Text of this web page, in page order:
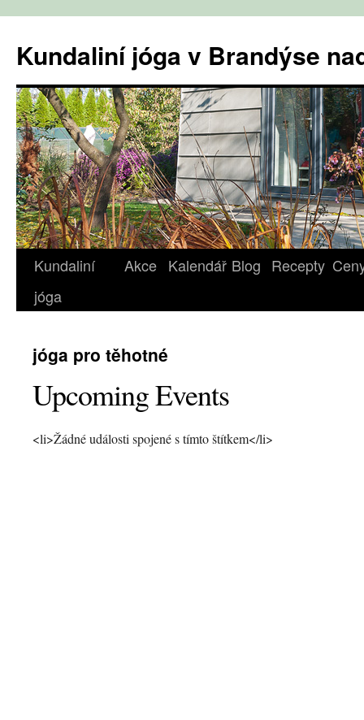
obsahu
webu
Kundaliní jóga v Brandýse
Kundaliní
jóga
Akce Kalendář Blog Recepty
jóga pro těhotné
Upcoming Events
<li>Žádné události spojené s tímto štítkem</li>